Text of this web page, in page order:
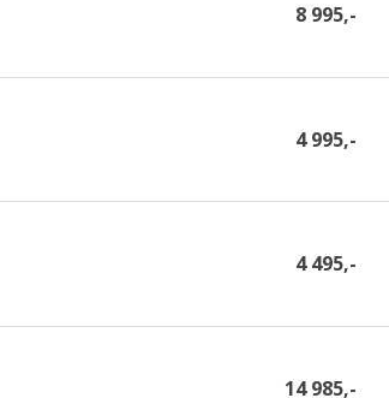
8 995,-
4 995,-
4 495,-
14 985,-